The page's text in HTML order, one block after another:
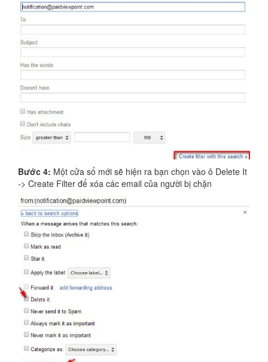
Bước 4: Một cửa sổ mới sẽ hiện ra bạn chọn vào ô Delete It
-> Create Filter để xóa các email của người bị chặn